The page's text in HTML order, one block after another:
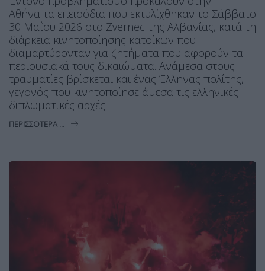
Αθήνα τα επεισόδια που εκτυλίχθηκαν το Σάββατο
30 Μαΐου 2026 στο Zvërnec της Αλβανίας, κατά τη
διάρκεια κινητοποίησης κατοίκων που
διαμαρτύρονταν για ζητήματα που αφορούν τα
περιουσιακά τους δικαιώματα. Ανάμεσα στους
τραυματίες βρίσκεται και ένας Έλληνας πολίτης,
γεγονός που κινητοποίησε άμεσα τις ελληνικές
διπλωματικές αρχές.
ΠΕΡΙΣΣΌΤΕΡΑ ...